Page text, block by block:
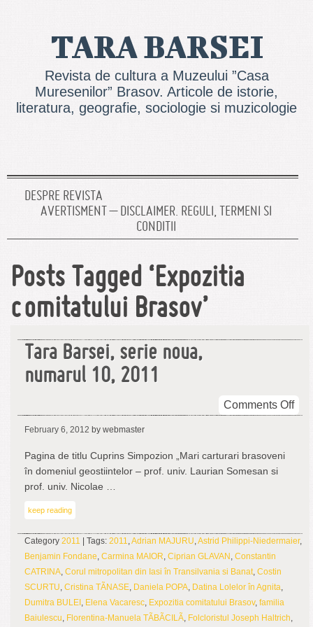
TARA BARSEI
Revista de cultura a Muzeului ”Casa
Muresenilor” Brasov. Articole de istorie,
literatura, geografie, sociologie si muzicologie
DESPRE REVISTA
AVERTISMENT – DISCLAIMER. REGULI, TERMENI SI
CONDITII
Posts Tagged ‘Expozitia
comitatului Brasov’
Tara Barsei, serie noua,
numarul 10, 2011
Comments Offon
February 6, 2012 by webmaster
Pagina de titlu Cuprins Simpozion „Mari carturari brasoveni
în domeniul geostiintelor – prof. univ. Laurian Somesan si
prof. univ. Nicolae …
keep reading
Category 2011 | Tags: 2011,Adrian MAJURU,Astrid Philippi-Niedermaier,
Benjamin Fondane, Carmina MAIOR, Ciprian GLAVAN , Constantin
CATRINA, Corul mitropolitan din Iasi în Transilvania si Banat, Costin
SCURTU, Cristina TÃNASE, Daniela POPA, Datina Lolelor în Agnita,
Dumitra BULEI , Elena Vacaresc, Expozitia comitatului Brasov, familia
Baiulescu, Florentina-Manuela TÃBÃCILÃ, Folcloristul Joseph Haltrich,